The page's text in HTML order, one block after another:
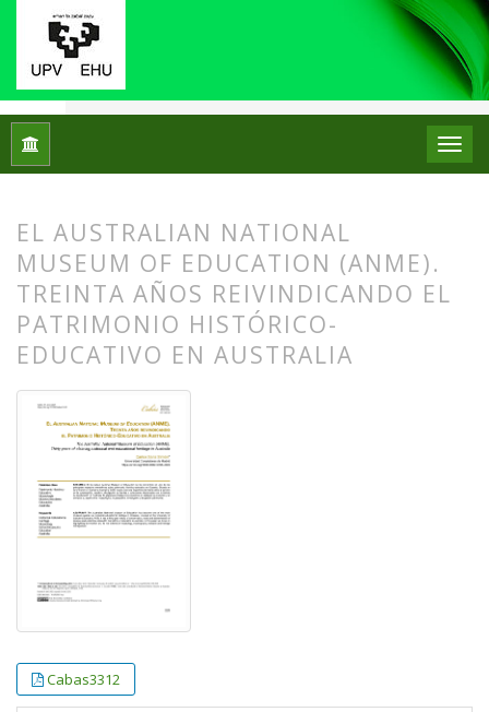
Inicio Centros de Patrimonio
EL AUSTRALIAN NATIONAL
MUSEUM OF EDUCATION (ANME).
TREINTA AÑOS REIVINDICANDO EL
PATRIMONIO HISTÓRICO-
EDUCATIVO EN AUSTRALIA
Cabas3312